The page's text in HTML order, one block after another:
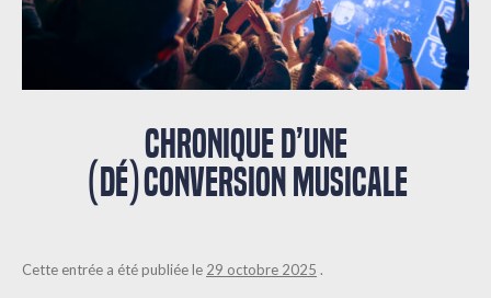
CHRONIQUE D’UNE
(DÉ)CONVERSION MUSICALE
Cette entrée a été publiée le 29 octobre 2025 .